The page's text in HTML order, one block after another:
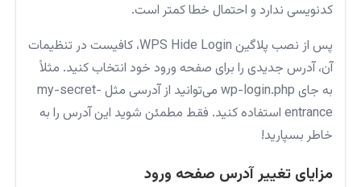
کدنویسی ندارد و احتمال خطا کمتر است.
پس از نصب پلاگین WPS Hide Login، کافیست در تنظیمات
آن، آدرس جدیدی را برای صفحه ورود خود انتخاب کنید. مثلاً
به جای wp-login.php می‌توانید از آدرسی مثل my-secret-
entrance استفاده کنید. فقط مطمئن شوید این آدرس را به
خاطر بسپارید!
مزایای تغییر آدرس صفحه ورود